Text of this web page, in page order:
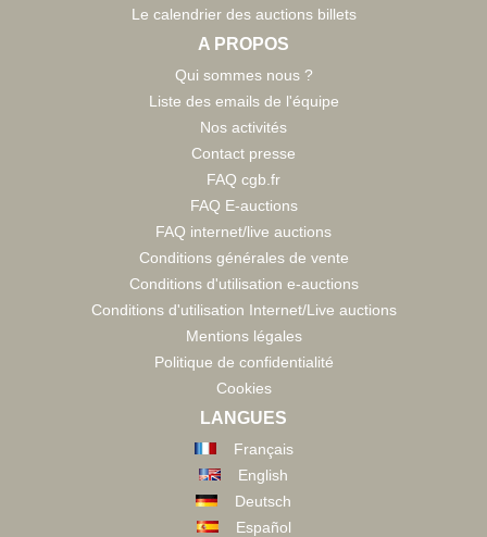
Le calendrier des auctions billets
A PROPOS
Qui sommes nous ?
Liste des emails de l'équipe
Nos activités
Contact presse
FAQ cgb.fr
FAQ E-auctions
FAQ internet/live auctions
Conditions générales de vente
Conditions d'utilisation e-auctions
Conditions d'utilisation Internet/Live auctions
Mentions légales
Politique de confidentialité
Cookies
LANGUES
Français
English
Deutsch
Español